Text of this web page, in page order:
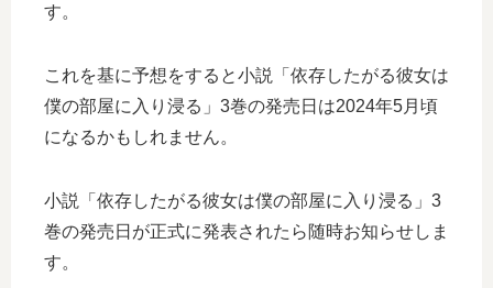
す。
これを基に予想をすると小説「依存したがる彼女は
僕の部屋に入り浸る」3巻の発売日は2024年5月頃
になるかもしれません。
小説「依存したがる彼女は僕の部屋に入り浸る」3
巻の発売日が正式に発表されたら随時お知らせしま
す。